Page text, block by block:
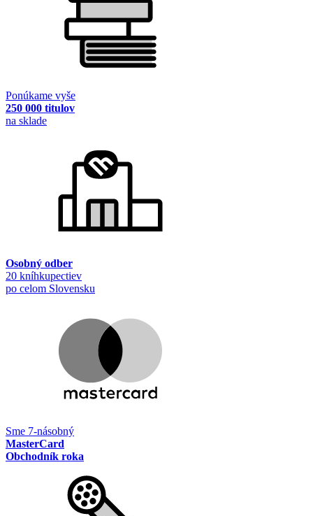
Ponúkame vyše
250 000 titulov
na sklade
Osobný odber
20 kníhkupectiev
po celom Slovensku
Sme 7-násobný
MasterCard
Obchodník roka